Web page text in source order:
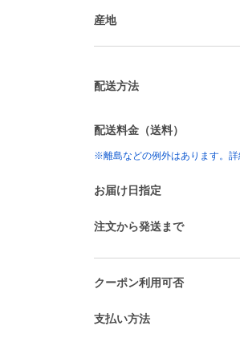
産地
配送方法
配送料金（送料）
※離島などの例外はあります。詳
お届け日指定
注文から発送まで
クーポン利用可否
支払い方法